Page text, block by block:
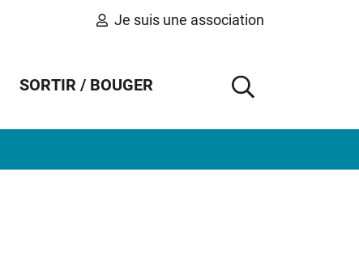
Je suis une association
SORTIR / BOUGER
AFFICHER